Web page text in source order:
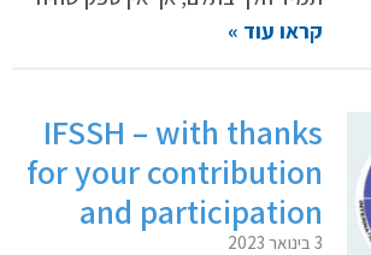
קראו עוד »
IFSSH – with thanks
for your contribution
and participation
3 בינואר 2023